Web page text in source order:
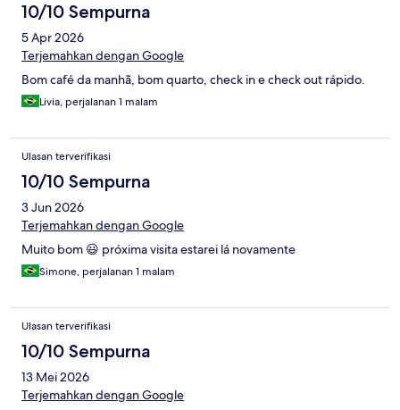
10/10 Sempurna
5 Apr 2026
Terjemahkan dengan Google
Bom café da manhã, bom quarto, check in e check out rápido.
Livia, perjalanan 1 malam
Ulasan terverifikasi
10/10 Sempurna
3 Jun 2026
Terjemahkan dengan Google
Muito bom 😃 próxima visita estarei lá novamente
Simone, perjalanan 1 malam
Ulasan terverifikasi
10/10 Sempurna
13 Mei 2026
Terjemahkan dengan Google